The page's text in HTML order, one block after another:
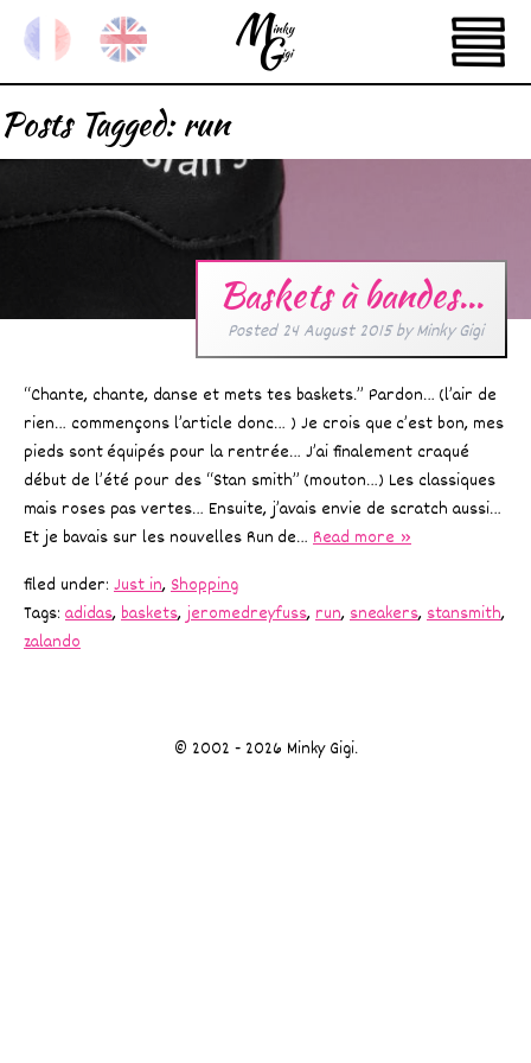
Posts Tagged:run
Baskets à bandes…
Posted24 August 2015byMinky Gigi
“Chante, chante, danse et mets tes baskets.” Pardon… (l’air de
rien… commençons l’article donc… ) Je crois que c’est bon, mes
pieds sont équipés pour la rentrée… J’ai finalement craqué
début de l’été pour des “Stan smith” (mouton…) Les classiques
mais roses pas vertes… Ensuite, j’avais envie de scratch aussi…
Et je bavais sur les nouvelles Run de… Read more »
filed under: Just in,Shopping
Tags: adidas,baskets,jeromedreyfuss,run,sneakers,stansmith,
zalando
© 2002 - 2026 Minky Gigi.